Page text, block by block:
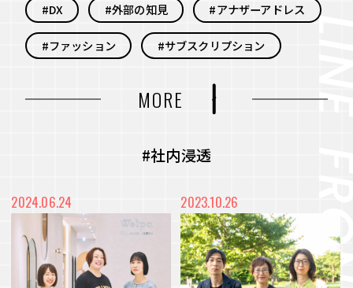
百貨店が街の新しい風景を編んでいく。神戸旧居
留地で体現する、共創型まちづくりの実践
地）に― グループシナジーと地域連携で街の魅
未来をより良く、面白くするー 従業員のWillを
起点に、スタートアップ企業との共創を目指すC
VIEW MORE
#DX #外部の知見 #アナザーアドレス
#ファッション #サブスクリプション
#メディア
#産学連携 #端材再活用
#デベロッパー事業 #職場づくり
MORE
#社内浸透
2024.06.24 2023.10.26